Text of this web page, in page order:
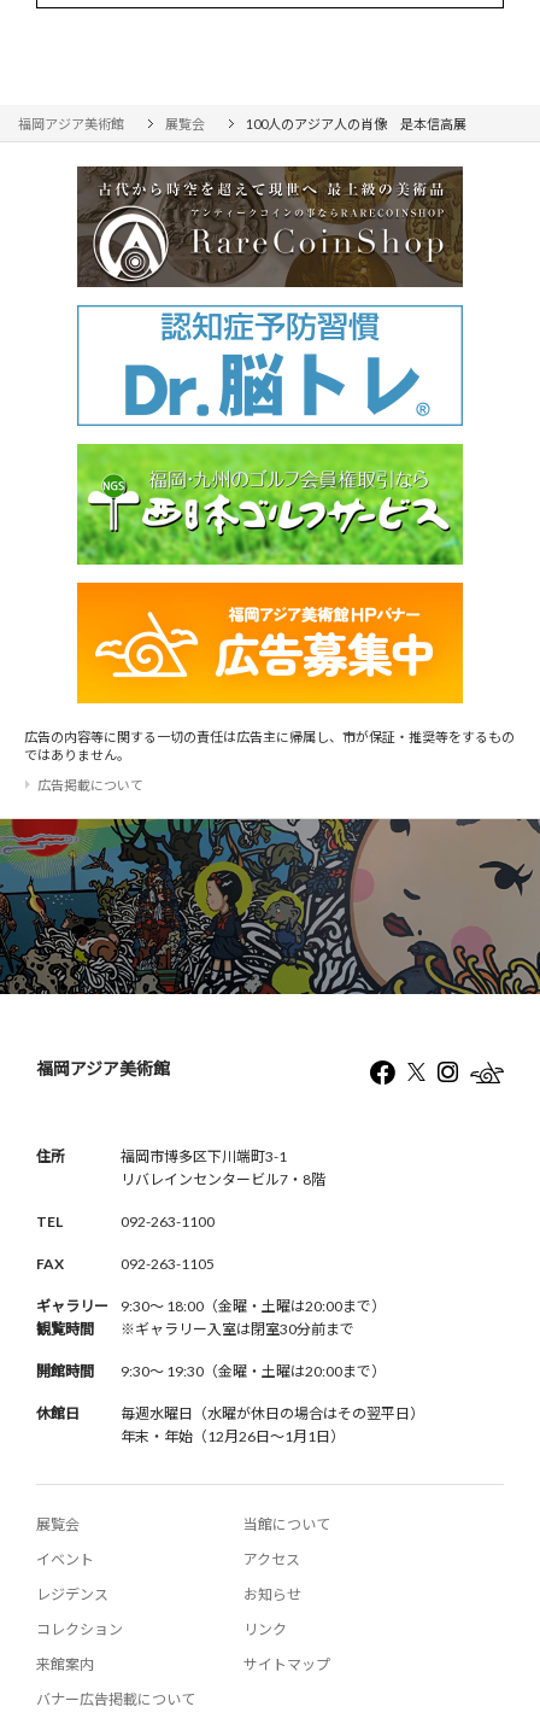
福岡アジア美術館 展覧会 100人のアジア人の肖像 是本信高展
広告の内容等に関する一切の責任は広告主に帰属し、市が保証・推奨等をするもの
ではありません。
広告掲載について
福岡アジア美術館
住所
福岡市博多区下川端町3-1
リバレインセンタービル7・8階
TEL 092-263-1100
FAX 092-263-1105
ギャラリー
観覧時間
9:30〜 18:00（金曜・土曜は20:00まで）
※ギャラリー入室は閉室30分前まで
開館時間 9:30〜 19:30（金曜・土曜は20:00まで）
休館日
毎週水曜日（水曜が休日の場合はその翌平日）
年末・年始（12月26日〜1月1日）
展覧会
イベント
レジデンス
コレクション
来館案内
バナー広告掲載について
当館について
アクセス
お知らせ
リンク
サイトマップ